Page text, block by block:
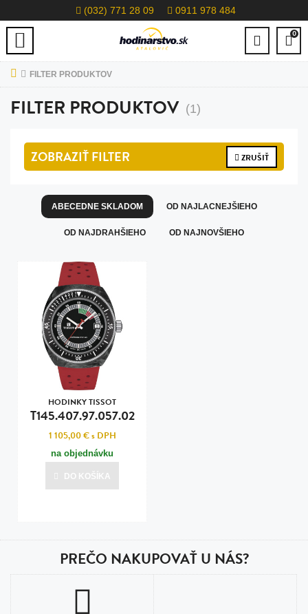
(032) 771 28 09 0911 978 484
0
FILTER PRODUKTOV
FILTER PRODUKTOV (1)
ZOBRAZIŤFILTER ZRUŠIŤ
ABECEDNE SKLADOM OD NAJLACNEJŠIEHO
OD NAJDRAHŠIEHO OD NAJNOVŠIEHO
HODINKY TISSOT
T145.407.97.057.02
1 105,00 €s DPH
na objednávku
DO KOŠÍKA
PREČO NAKUPOVAŤ U NÁS?